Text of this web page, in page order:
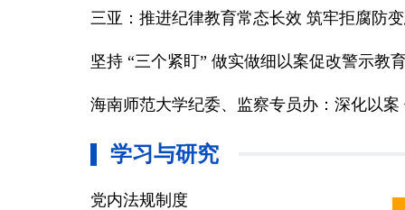
三亚：推进纪律教育常态长效 筑牢拒腐防
坚持 “三个紧盯” 做实做细以案促改警示教
学习与研究
党内法规制度